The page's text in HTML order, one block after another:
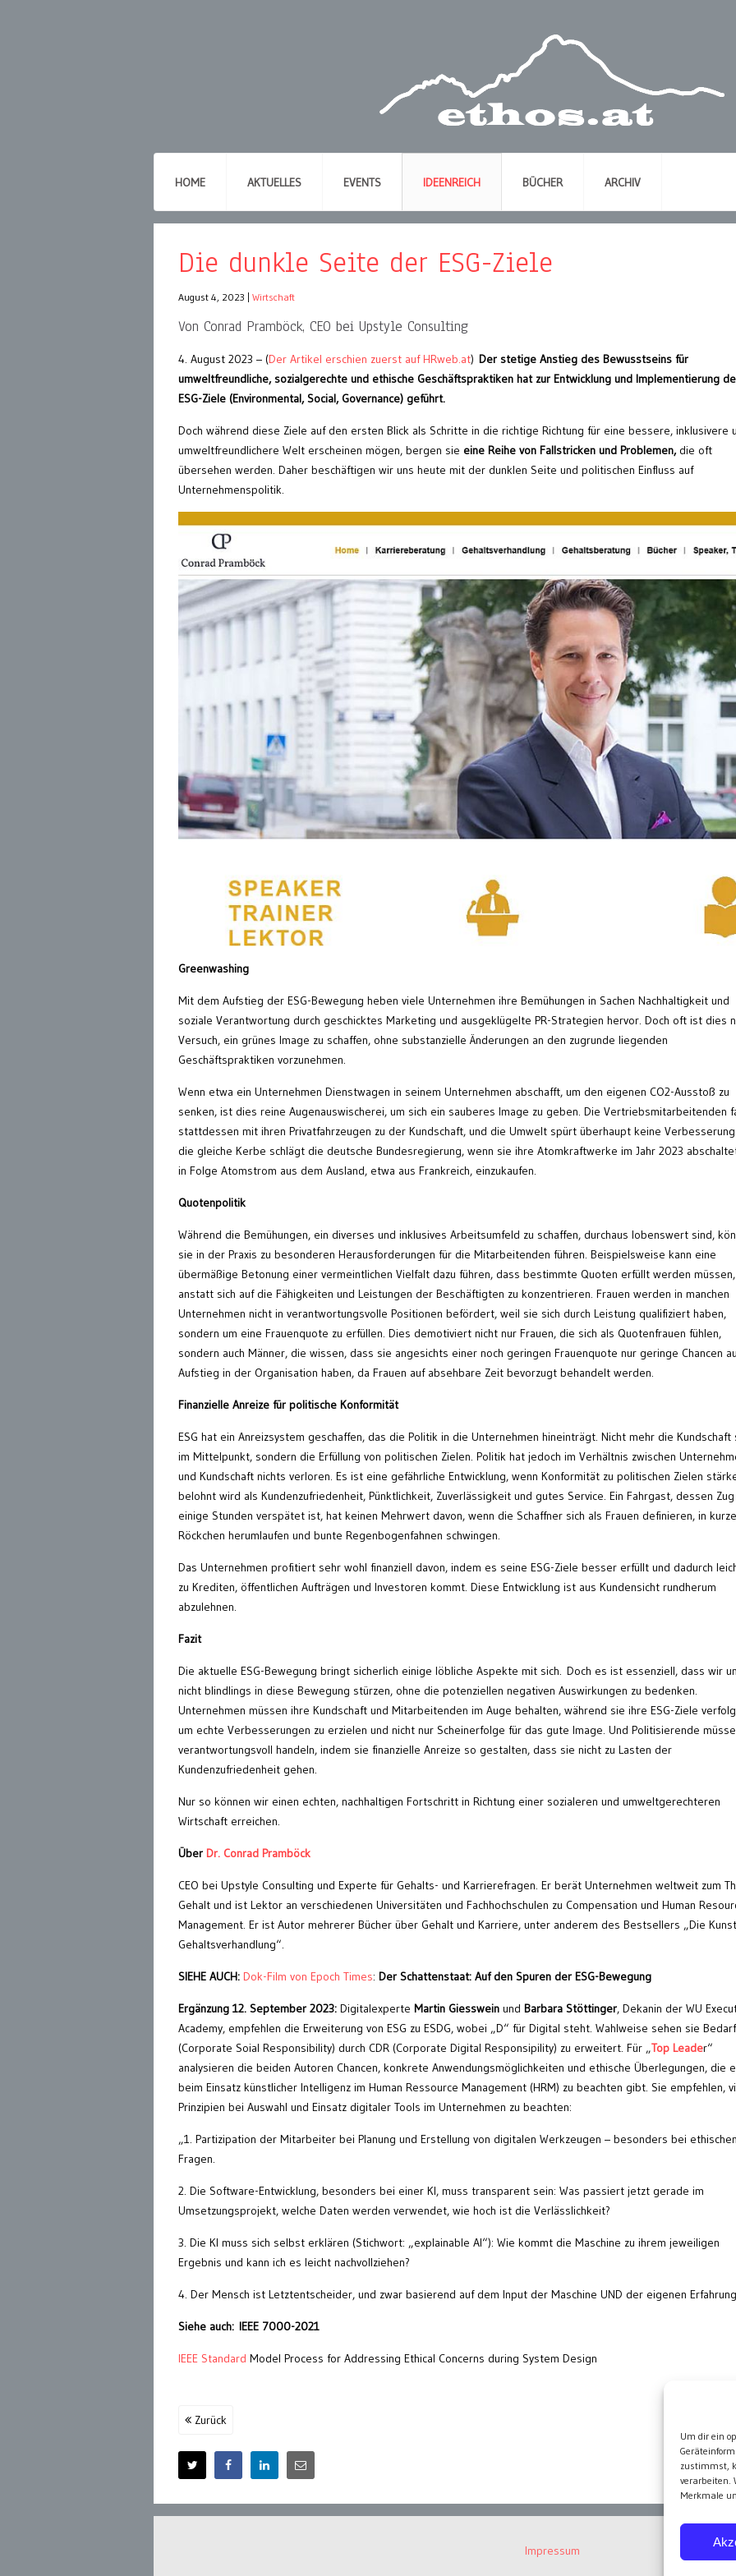
Um dir ein
zustimmst,
verarbeiten.
Merkmale
HOME AKTUELLES EVENTS IDEENREICH BÜCHER ARCHIV
Die dunkle Seite der ESG-Ziele
August 4, 2023 Wirtschaft
Von Conrad Pramböck, CEO bei Upstyle Consulting
4. August 2023 – (Der Artikel erschien zuerst auf HRweb.at) Der stetige Anstieg des Bewusstseins für
umweltfreundliche, sozialgerechte und ethische Geschäftspraktiken hat zur Entwicklung und Implementierung
ESG-Ziele (Environmental, Social, Governance) geführt.
Doch während diese Ziele auf den ersten Blick als Schritte in die richtige Richtung für eine bessere, inklusivere
umweltfreundlichere Welt erscheinen mögen, bergen sie eine Reihe von Fallstricken und Problemen,die oft
übersehen werden. Daher beschäftigen wir uns heute mit der dunklen Seite und politischen Einfluss auf
Unternehmenspolitik.
Greenwashing
Mit dem Aufstieg der ESG-Bewegung heben viele Unternehmen ihre Bemühungen in Sachen Nachhaltigkeit und
soziale Verantwortung durch geschicktes Marketing und ausgeklügelte PR-Strategien hervor. Doch oft ist dies
Versuch, ein grünes Image zu schaffen, ohne substanzielle Änderungen an den zugrunde liegenden
Geschäftspraktiken vorzunehmen.
Wenn etwa ein Unternehmen Dienstwagen in seinem Unternehmen abschafft, um den eigenen CO2-Ausstoß zu
senken, ist dies reine Augenauswischerei, um sich ein sauberes Image zu geben. Die Vertriebsmitarbeitenden
stattdessen mit ihren Privatfahrzeugen zu der Kundschaft, und die Umwelt spürt überhaupt keine
die gleiche Kerbe schlägt die deutsche Bundesregierung, wenn sie ihre Atomkraftwerke im Jahr 2023
in Folge Atomstrom aus dem Ausland, etwa aus Frankreich, einzukaufen.
Quotenpolitik
Während die Bemühungen, ein diverses und inklusives Arbeitsumfeld zu schaffen, durchaus lobenswert sind,
sie in der Praxis zu besonderen Herausforderungen für die Mitarbeitenden führen. Beispielsweise kann eine
übermäßige Betonung einer vermeintlichen Vielfalt dazu führen, dass bestimmte Quoten erfüllt werden müssen,
anstatt sich auf die Fähigkeiten und Leistungen der Beschäftigten zu konzentrieren. Frauen werden in manchen
Unternehmen nicht in verantwortungsvolle Positionen befördert, weil sie sich durch Leistung qualifiziert haben,
sondern um eine Frauenquote zu erfüllen. Dies demotiviert nicht nur Frauen, die sich als Quotenfrauen fühlen,
sondern auch Männer, die wissen, dass sie angesichts einer noch geringen Frauenquote nur geringe Chancen
Aufstieg in der Organisation haben, da Frauen auf absehbare Zeit bevorzugt behandelt werden.
Finanzielle Anreize für politische Konformität
ESG hat ein Anreizsystem geschaffen, das die Politik in die Unternehmen hineinträgt. Nicht mehr die
im Mittelpunkt, sondern die Erfüllung von politischen Zielen. Politik hat jedoch im Verhältnis zwischen
und Kundschaft nichts verloren. Es ist eine gefährliche Entwicklung, wenn Konformität zu politischen Zielen
belohnt wird als Kundenzufriedenheit, Pünktlichkeit, Zuverlässigkeit und gutes Service. Ein Fahrgast, dessen Zug
einige Stunden verspätet ist, hat keinen Mehrwert davon, wenn die Schaffner sich als Frauen definieren, in
Röckchen herumlaufen und bunte Regenbogenfahnen schwingen.
Das Unternehmen profitiert sehr wohl finanziell davon, indem es seine ESG-Ziele besser erfüllt und dadurch
zu Krediten, öffentlichen Aufträgen und Investoren kommt. Diese Entwicklung ist aus Kundensicht rundherum
abzulehnen.
Fazit
Die aktuelle ESG-Bewegung bringt sicherlich einige löbliche Aspekte mit sich. Doch es ist essenziell, dass wir
nicht blindlings in diese Bewegung stürzen, ohne die potenziellen negativen Auswirkungen zu bedenken.
Unternehmen müssen ihre Kundschaft und Mitarbeitenden im Auge behalten, während sie ihre ESG-Ziele
um echte Verbesserungen zu erzielen und nicht nur Scheinerfolge für das gute Image. Und Politisierende
verantwortungsvoll handeln, indem sie finanzielle Anreize so gestalten, dass sie nicht zu Lasten der
Kundenzufriedenheit gehen.
Nur so können wir einen echten, nachhaltigen Fortschritt in Richtung einer sozialeren und umweltgerechteren
Wirtschaft erreichen.
Über Dr. Conrad Pramböck
CEO bei Upstyle Consulting und Experte für Gehalts- und Karrierefragen. Er berät Unternehmen weltweit zum
Gehalt und ist Lektor an verschiedenen Universitäten und Fachhochschulen zu Compensation und Human
Management. Er ist Autor mehrerer Bücher über Gehalt und Karriere, unter anderem des Bestsellers „Die
Gehaltsverhandlung“.
SIEHE AUCH: Dok-Film von Epoch Times: Der Schattenstaat: Auf den Spuren der ESG-Bewegung
Ergänzung 12. September 2023: Digitalexperte Martin Giesswein und Barbara Stöttinger, Dekanin der WU
Academy, empfehlen die Erweiterung von ESG zu ESDG, wobei „D“ für Digital steht. Wahlweise sehen sie Bedarf
(Corporate Soial Responsibility) durch CDR (Corporate Digital Responsipility) zu erweitert. Für „Top Leader“
analysieren die beiden Autoren Chancen, konkrete Anwendungsmöglichkeiten und ethische Überlegungen, die
beim Einsatz künstlicher Intelligenz im Human Ressource Management (HRM) zu beachten gibt. Sie empfehlen,
Prinzipien bei Auswahl und Einsatz digitaler Tools im Unternehmen zu beachten:
„1. Partizipation der Mitarbeiter bei Planung und Erstellung von digitalen Werkzeugen – besonders bei ethischen
Fragen.
2. Die Software-Entwicklung, besonders bei einer KI, muss transparent sein: Was passiert jetzt gerade im
Umsetzungsprojekt, welche Daten werden verwendet, wie hoch ist die Verlässlichkeit?
3. Die KI muss sich selbst erklären (Stichwort: „explainable AI“): Wie kommt die Maschine zu ihrem jeweiligen
Ergebnis und kann ich es leicht nachvollziehen?
4. Der Mensch ist Letztentscheider, und zwar basierend auf dem Input der Maschine UND der eigenen
Siehe auch: IEEE 7000-2021
IEEE Standard Model Process for Addressing Ethical Concerns during System Design
Zurück
Impressum